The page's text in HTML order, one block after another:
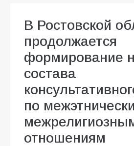
В Ростовской
продолжается
формирование
состава
по
отношениям